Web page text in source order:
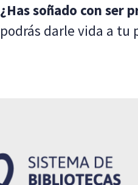
¿Has soñado con ser
podrás darle vida a tu